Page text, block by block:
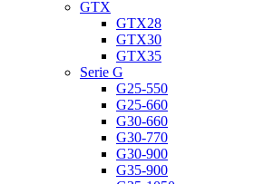
GTX
GTX28
GTX30
GTX35
Serie G
G25-550
G25-660
G30-660
G30-770
G30-900
G35-900